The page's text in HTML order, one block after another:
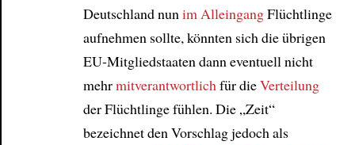
Deutschland nun im AlleingangFlüchtlinge
aufnehmen sollte, könnten sich die übrigen
EU-Mitgliedstaaten dann eventuell nicht
mehrmitverantwortlich für dieVerteilung
der Flüchtlinge fühlen. Die „Zeit“
bezeichnet den Vorschlag jedoch als